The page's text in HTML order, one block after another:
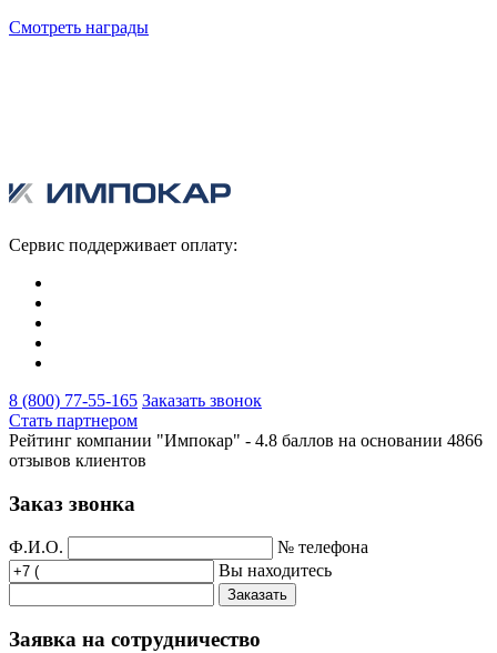
Смотреть награды
Сервис поддерживает оплату:
8 (800) 77-55-165 Заказать звонок
Стать партнером
Рейтинг компании "Импокар" - 4.8 баллов на основании 4866
отзывов клиентов
Заказ звонка
Ф.И.О.
№ телефона
Вы находитесь
Заказать
Заявка на сотрудничество